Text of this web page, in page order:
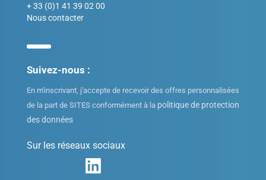
+ 33 (0)1 41 39 02 00
Nous contacter
Suivez-nous :
En m'inscrivant, j'accepte de recevoir des offres personnalisées
de la part de SITES conformément à la politique de protection
des données
Sur les réseaux sociaux